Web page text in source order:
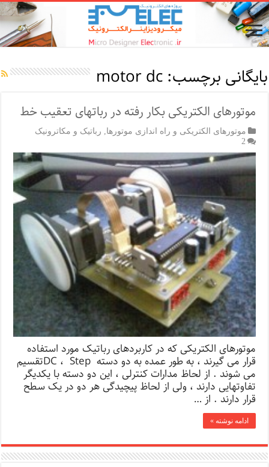
بایگانی برچسب:motor dc
موتورهای الکتریکی بکار رفته در رباتهای تعقیب خط
موتورهای الکتریکی و راه اندازی موتورها
رباتیک و مکاترونیک
2
موتورهای الکتریکی که در کاربردهای رباتیک مورد استفاده
قرار می گیرند ، به طور عمده به دو دسته DC ، Stepتقسیم
می شوند . از لحاظ مدارات کنترلی ، این دو دسته با یکدیگر
تفاوتهایی دارند ، ولی از لحاظ پیچیدگی هر دو در یک سطح
قرار دارند . از …
ادامه نوشته »